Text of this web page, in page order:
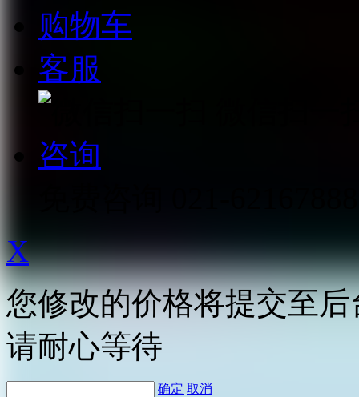
购物车
客服
咨询
X
您修改的价格将提交至
请耐心等待
确定 取消